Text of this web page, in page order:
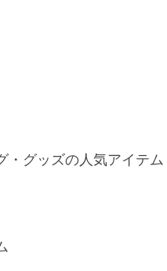
・グッズの人気アイテム